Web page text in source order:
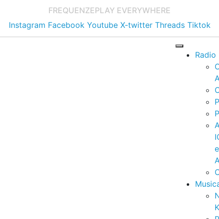
FREQUENZEPLAY EVERYWHERE
Instagram Facebook Youtube X-twitter Threads Tiktok
Radio
e